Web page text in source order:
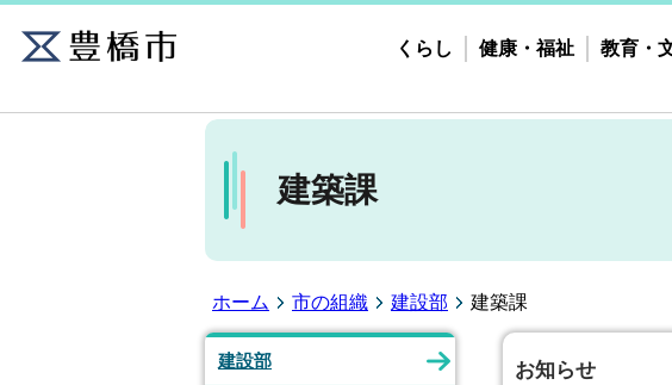
くらし 健康・福祉 教育・
建築課
ホーム 市の組織 建設部 建築課
建設部 お知らせ